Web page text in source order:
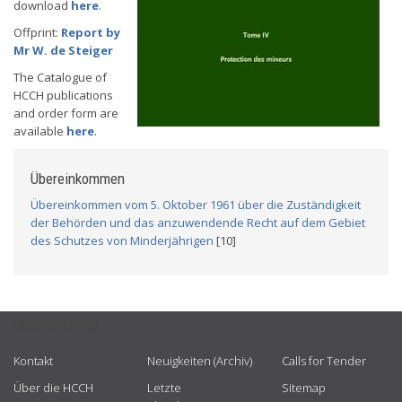
download here.
Offprint: Report by
Mr W. de Steiger
The Catalogue of
HCCH publications
and order form are
available here.
Übereinkommen
Übereinkommen vom 5. Oktober 1961 über die Zuständigkeit
der Behörden und das anzuwendende Recht auf dem Gebiet
des Schutzes von Minderjährigen [10]
Kontakt
Über die HCCH
Neuigkeiten (Archiv)
Letzte
Calls for Tender
Sitemap